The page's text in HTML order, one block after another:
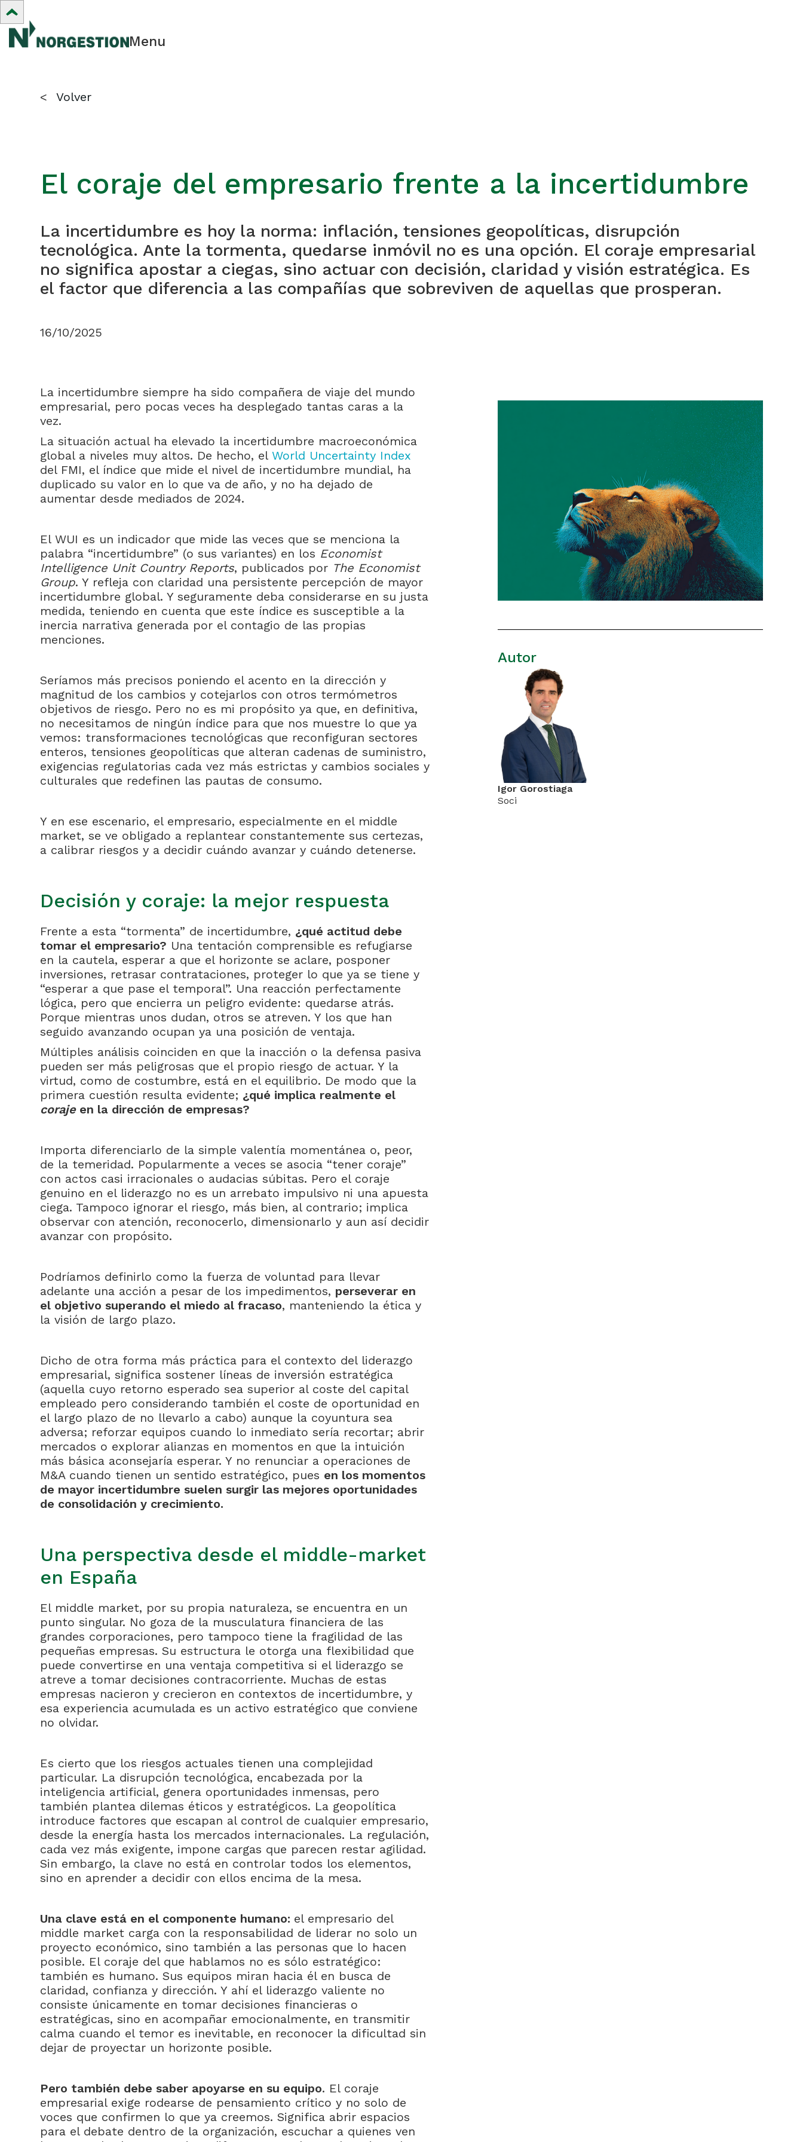
Menu
< Volver
El coraje del empresario frente a la incertidumbre
La incertidumbre es hoy la norma: inflación, tensiones geopolíticas, disrupción
tecnológica. Ante la tormenta, quedarse inmóvil no es una opción. El coraje empresarial
no significa apostar a ciegas, sino actuar con decisión, claridad y visión estratégica. Es
el factor que diferencia a las compañías que sobreviven de aquellas que prosperan.
16/10/2025
La incertidumbre siempre ha sido compañera de viaje del mundo
empresarial, pero pocas veces ha desplegado tantas caras a la
vez.
La situación actual ha elevado la incertidumbre macroeconómica
global a niveles muy altos. De hecho, elWorld Uncertainty Index
del FMI, el índice que mide el nivel de incertidumbre mundial, ha
duplicado su valor en lo que va de año, y no ha dejado de
aumentar desde mediados de 2024.
El WUI es un indicador que mide las veces que se menciona la
palabra “incertidumbre” (o sus variantes) en los Economist
Intelligence Unit Country Reports, publicados por The Economist
Group. Y refleja con claridad una persistente percepción de mayor
incertidumbre global. Y seguramente deba considerarse en su justa
medida, teniendo en cuenta que este índice es susceptible a la
inercia narrativa generada por el contagio de las propias
menciones.
Seríamos más precisos poniendo el acento en la dirección y
magnitud de los cambios y cotejarlos con otros termómetros
objetivos de riesgo. Pero no es mi propósito ya que, en definitiva,
no necesitamos de ningún índice para que nos muestre lo que ya
vemos: transformaciones tecnológicas que reconfiguran sectores
enteros, tensiones geopolíticas que alteran cadenas de suministro,
exigencias regulatorias cada vez más estrictas y cambios sociales y
culturales que redefinen las pautas de consumo.
Y en ese escenario, el empresario, especialmente en el middle
market, se ve obligado a replantear constantemente sus certezas,
a calibrar riesgos y a decidir cuándo avanzar y cuándo detenerse.
Decisión y coraje: la mejor respuesta
Frente a esta “tormenta” de incertidumbre, ¿qué actitud debe
tomar el empresario? Una tentación comprensible es refugiarse
en la cautela, esperar a que el horizonte se aclare, posponer
inversiones, retrasar contrataciones, proteger lo que ya se tiene y
“esperar a que pase el temporal”. Una reacción perfectamente
lógica, pero que encierra un peligro evidente: quedarse atrás.
Porque mientras unos dudan, otros se atreven. Y los que han
seguido avanzando ocupan ya una posición de ventaja.
Múltiples análisis coinciden en que la inacción o la defensa pasiva
pueden ser más peligrosas que el propio riesgo de actuar. Y la
virtud, como de costumbre, está en el equilibrio. De modo que la
primera cuestión resulta evidente; ¿qué implica realmente el
corajeen la dirección de empresas?
Importa diferenciarlo de la simple valentía momentánea o, peor,
de la temeridad. Popularmente a veces se asocia “tener coraje”
con actos casi irracionales o audacias súbitas. Pero el coraje
genuino en el liderazgo no es un arrebato impulsivo ni una apuesta
ciega. Tampoco ignorar el riesgo, más bien, al contrario; implica
observar con atención, reconocerlo, dimensionarlo y aun así decidir
avanzar con propósito.
Podríamos definirlo como la fuerza de voluntad para llevar
adelante una acción a pesar de los impedimentos, perseverar en
el objetivo superando el miedo al fracaso, manteniendo la ética y
la visión de largo plazo.
Dicho de otra forma más práctica para el contexto del liderazgo
empresarial, significa sostener líneas de inversión estratégica
(aquella cuyo retorno esperado sea superior al coste del capital
empleado pero considerando también el coste de oportunidad en
el largo plazo de no llevarlo a cabo) aunque la coyuntura sea
adversa; reforzar equipos cuando lo inmediato sería recortar; abrir
mercados o explorar alianzas en momentos en que la intuición
más básica aconsejaría esperar. Y no renunciar a operaciones de
M&A cuando tienen un sentido estratégico, pues en los momentos
de mayor incertidumbre suelen surgir las mejores oportunidades
de consolidación y crecimiento.
Una perspectiva desde el middle-market
en España
El middle market, por su propia naturaleza, se encuentra en un
punto singular. No goza de la musculatura financiera de las
grandes corporaciones, pero tampoco tiene la fragilidad de las
pequeñas empresas. Su estructura le otorga una flexibilidad que
puede convertirse en una ventaja competitiva si el liderazgo se
atreve a tomar decisiones contracorriente. Muchas de estas
empresas nacieron y crecieron en contextos de incertidumbre, y
esa experiencia acumulada es un activo estratégico que conviene
no olvidar.
Es cierto que los riesgos actuales tienen una complejidad
particular. La disrupción tecnológica, encabezada por la
inteligencia artificial, genera oportunidades inmensas, pero
también plantea dilemas éticos y estratégicos. La geopolítica
introduce factores que escapan al control de cualquier empresario,
desde la energía hasta los mercados internacionales. La regulación,
cada vez más exigente, impone cargas que parecen restar agilidad.
Sin embargo, la clave no está en controlar todos los elementos,
sino en aprender a decidir con ellos encima de la mesa.
Una clave está en el componente humano: el empresario del
middle market carga con la responsabilidad de liderar no solo un
proyecto económico, sino también a las personas que lo hacen
posible. El coraje del que hablamos no es sólo estratégico:
también es humano. Sus equipos miran hacia él en busca de
claridad, confianza y dirección. Y ahí el liderazgo valiente no
consiste únicamente en tomar decisiones financieras o
estratégicas, sino en acompañar emocionalmente, en transmitir
calma cuando el temor es inevitable, en reconocer la dificultad sin
dejar de proyectar un horizonte posible.
Pero también debe saber apoyarse en su equipo. El coraje
empresarial exige rodearse de pensamiento crítico y no solo de
voces que confirmen lo que ya creemos. Significa abrir espacios
para el debate dentro de la organización, escuchar a quienes ven
Autor
Igor Gorostiaga
Soci